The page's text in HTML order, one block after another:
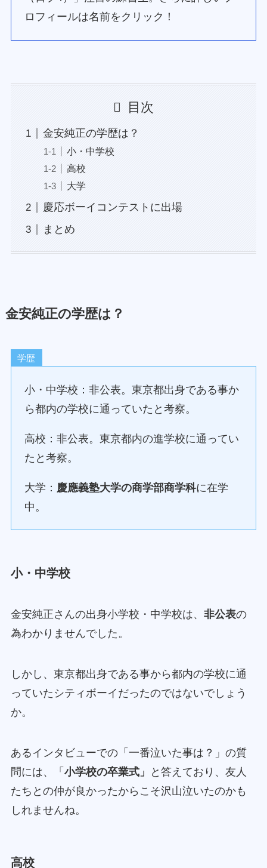
ロフィールは名前をクリック！
目次
金安純正の学歴は？
小・中学校
高校
大学
慶応ボーイコンテストに出場
まとめ
金安純正の学歴は？
学歴
小・中学校：非公表。東京都出身である事か
ら都内の学校に通っていたと考察。
高校：非公表。東京都内の進学校に通ってい
たと考察。
大学： 慶應義塾大学の商学部商学科に在学
中。
小・中学校
金安純正さんの出身小学校・中学校は、 非公表の
為わかりませんでした。
しかし、東京都出身である事から都内の学校に通
っていたシティボーイだったのではないでしょう
か。
あるインタビューでの「一番泣いた事は？」の質
問には、「 小学校の卒業式」
と答えており、友人
たちとの仲が良かったからこそ沢山泣いたのかも
しれませんね。
高校